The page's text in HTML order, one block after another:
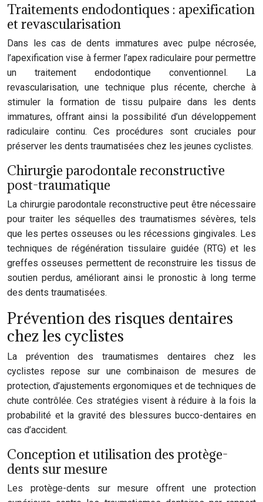
Traitements endodontiques : apexification
et revascularisation
Dans les cas de dents immatures avec pulpe nécrosée,
l’apexification vise à fermer l’apex radiculaire pour permettre
un traitement endodontique conventionnel. La
revascularisation, une technique plus récente, cherche à
stimuler la formation de tissu pulpaire dans les dents
immatures, offrant ainsi la possibilité d’un développement
radiculaire continu. Ces procédures sont cruciales pour
préserver les dents traumatisées chez les jeunes cyclistes.
Chirurgie parodontale reconstructive
post-traumatique
La chirurgie parodontale reconstructive peut être nécessaire
pour traiter les séquelles des traumatismes sévères, tels
que les pertes osseuses ou les récessions gingivales. Les
techniques de régénération tissulaire guidée (RTG) et les
greffes osseuses permettent de reconstruire les tissus de
soutien perdus, améliorant ainsi le pronostic à long terme
des dents traumatisées.
Prévention des risques dentaires
chez les cyclistes
La prévention des traumatismes dentaires chez les
cyclistes repose sur une combinaison de mesures de
protection, d’ajustements ergonomiques et de techniques de
chute contrôlée. Ces stratégies visent à réduire à la fois la
probabilité et la gravité des blessures bucco-dentaires en
cas d’accident.
Conception et utilisation des protège-
dents sur mesure
Les protège-dents sur mesure offrent une protection